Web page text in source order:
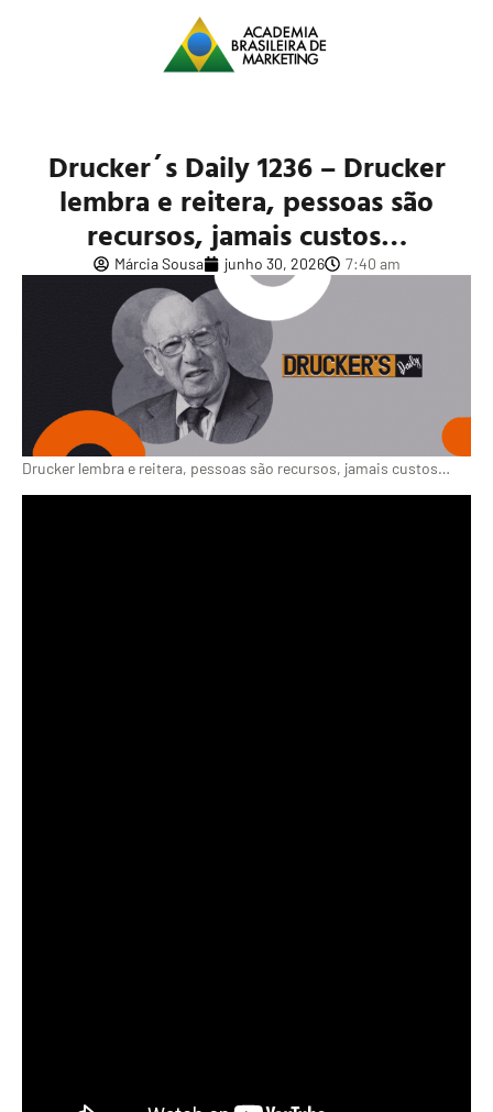
Drucker´s Daily 1236 – Drucker
lembra e reitera, pessoas são
recursos, jamais custos…
Márcia Sousa junho 30, 2026 7:40 am
Drucker lembra e reitera, pessoas são recursos, jamais custos…